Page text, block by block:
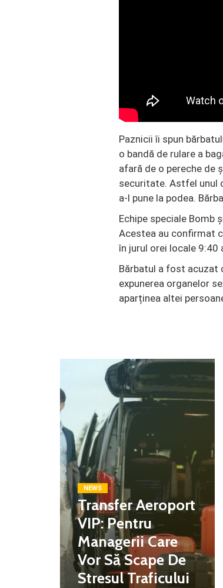
Paznicii îi spun
o bandă de rulare a
afară de o pereche de
securitate. Astfel unul
a-l pune la podea.
Echipe speciale Bomb
Acestea au confirmat
în jurul orei locale 9:40
Bărbatul a fost acuzat
expunerea organelor
aparținea altei
NEWS
Transfer Aeroport
VIP: Pentru
Managerii Care
Vor Să Scape De
Stresul Traficului